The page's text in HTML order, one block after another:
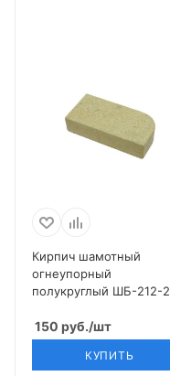
Кирпич шамотный
огнеупорный
полукруглый ШБ-212-2
150 руб./шт
КУПИТЬ